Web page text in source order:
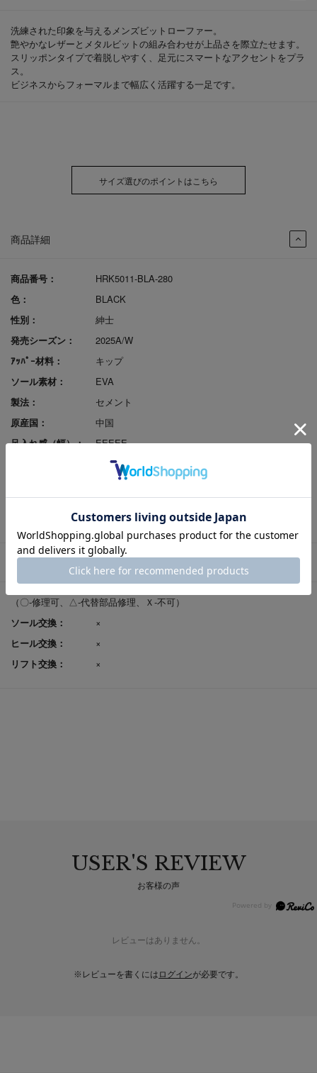
商品詳細
商品番号：
HRK5011-BLA-280
色：
BLACK
性別：
紳士
発売シーズン：
2025A/W
ｱｯﾊﾟｰ材料：
キップ
ソール素材：
EVA
製法：
セメント
原産国：
中国
足入れ感（幅）：
EEEEE
返品サイズ交換：
可
試着申込可否：
否
修理対応
（〇-修理可、△-代替部品修理、Ｘ-不可）
ソール交換：
×
ヒール交換：
×
リフト交換：
×
洗練された印象を与えるメンズビットローファー。
艶やかなレザーとメタルビットの組み合わせが上品さを際立たせます。
スリッポンタイプで着脱しやすく、足元にスマートなアクセントをプラ
ス。
ビジネスからフォーマルまで幅広く活躍する一足です。
サイズ選びのポイントはこちら
USER'S REVIEW
お客様の声
レビューはありません。
※レビューを書くには ログインが必要です。